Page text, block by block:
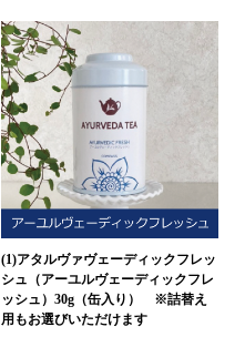
(1)アタルヴァヴェーディックフレッ
シュ（アーユルヴェーディックフレ
ッシュ）30g（缶入り） ※詰替え
用もお選びいただけます